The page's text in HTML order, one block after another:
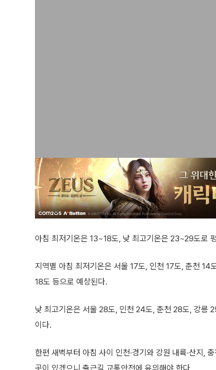
아침 최저기온은 13~18도, 낮 최고기온은 23~29도로
지역별 아침 최저기온은 서울 17도, 인천 17도, 춘천
18도 등으로 예상된다.
낮 최고기온은 서울 28도, 인천 24도, 춘천 28도, 강릉
이다.
한편 새벽부터 아침 사이 인천·경기와 강원 내륙·산지,
곳이 있겠으니 출근길 교통안전에 유의해야 한다.